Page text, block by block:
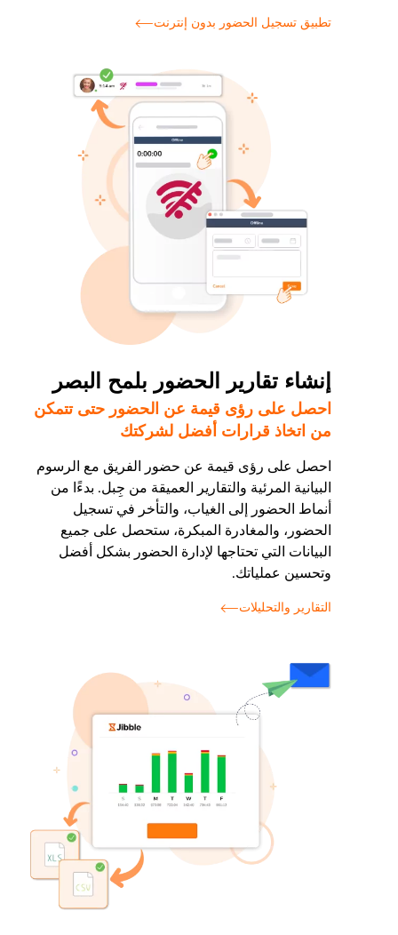
تطبيق تسجيل الحضور بدون إنترنت
إنشاء تقارير الحضور بلمح البصر
احصل على رؤى قيمة عن الحضور حتى تتمكن
من اتخاذ قرارات أفضل لشركتك
احصل على رؤى قيمة عن حضور الفريق مع الرسوم
البيانية المرئية والتقارير العميقة من جِبل. بدءًا من
أنماط الحضور إلى الغياب، والتأخر في تسجيل
الحضور، والمغادرة المبكرة، ستحصل على جميع
البيانات التي تحتاجها لإدارة الحضور بشكل أفضل
وتحسين عملياتك.
التقارير والتحليلات